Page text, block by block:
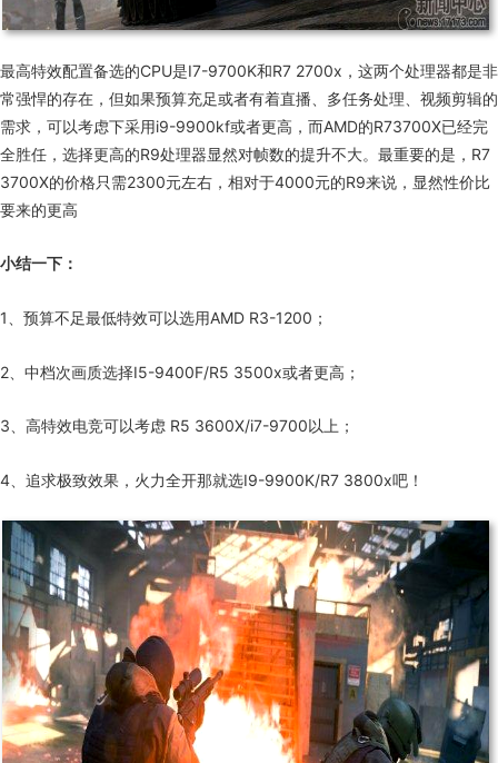
最高特效配置备选的CPU是I7-9700K和R7 2700x ，这两个处理器都是非
常强悍的存在，但如果预算充足或者有着直播、多任务处理、视频剪辑的
需求，可以考虑下采用i9-9900kf或者更高，而AMD的R73700X已经完
全胜任，选择更高的R9处理器显然对帧数的提升不大。最重要的是， R7
3700X的价格只需2300元左右，相对于4000元的R9来说，显然性价比
要来的更高
小结一下：
1、预算不足最低特效可以选用AMD R3-1200；
2、中档次画质选择I5-9400F/R5 3500x或者更高；
3、高特效电竞可以考虑 R5 3600X/i7-9700以上；
4、追求极致效果，火力全开那就选I9-9900K/R7 3800x吧！